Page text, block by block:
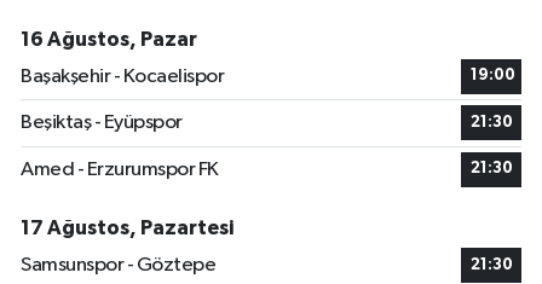
16 Ağustos, Pazar
Başakşehir - Kocaelispor
19:00
Beşiktaş - Eyüpspor 21:30
Amed - Erzurumspor FK 21:30
17 Ağustos, Pazartesi
Samsunspor - Göztepe
21:30